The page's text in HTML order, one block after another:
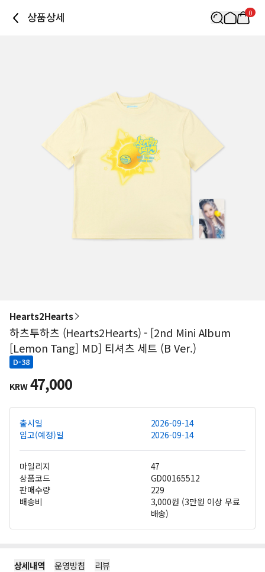
상품상세 0
Hearts2Hearts
하츠투하츠 (Hearts2Hearts) - [2nd Mini Album
[Lemon Tang] MD] 티셔츠 세트 (B Ver.)
D-38
KRW 47,000
출시일
2026-09-14
입고(예정)일
2026-09-14
마일리지
47
상품코드
GD00165512
판매수량
229
배송비
3,000원 (3만원 이상 무료
배송)
상세내역 운영방침 리뷰